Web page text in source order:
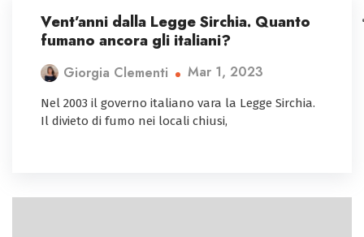
Vent’anni dalla Legge Sirchia. Quanto
fumano ancora gli italiani?
Giorgia Clementi Mar 1, 2023
Nel 2003 il governo italiano vara la Legge Sirchia.
Il divieto di fumo nei locali chiusi,